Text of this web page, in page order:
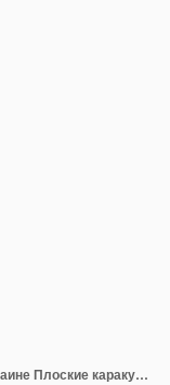
Украина карта цветов Нет войны в Украине Плоские каракули Изолированные векторные иллюстрации eps 10